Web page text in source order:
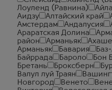
Лоуленд (Равнина)
Айла
Аидзу
Алтайский край
Амстердам
Андалусия
Араратская Долина
район
Арманьяк
Арманьяк
Бавария
Байррада
Бароло Бон
Бретань
Броксберн
Валул луй Траян
Новгород
Венето